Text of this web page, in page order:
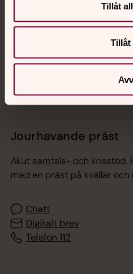
Tillåt
Tillåt
Jourhavande präst
Akut samtals- och krisstöd.
med en präst på kvällar och
Chatt
Digitalt brev
Telefon 112